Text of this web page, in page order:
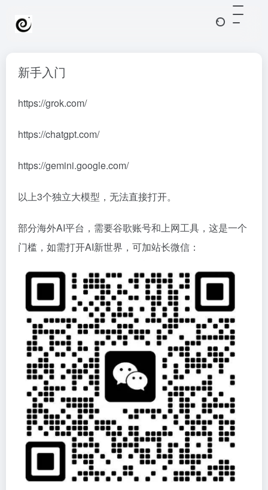
新手入门
https://grok.com/
https://chatgpt.com/
https://gemini.google.com/
以上3个独立大模型，无法直接打开。
部分海外AI平台，需要谷歌账号和上网工具，这是一个
门槛，如需打开AI新世界，可加站长微信：